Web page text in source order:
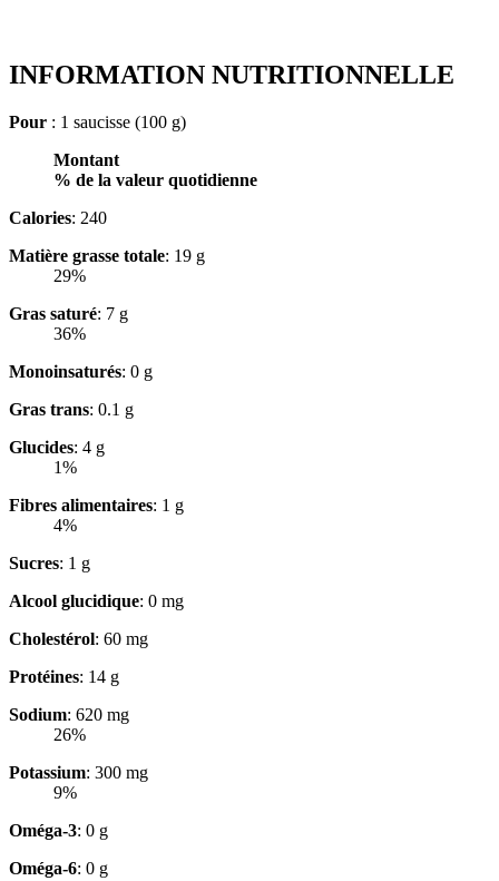
INFORMATION NUTRITIONNELLE
Pour : 1 saucisse (100 g)
Montant
% de la valeur quotidienne
Calories: 240
Matière grasse totale: 19 g
29%
Gras saturé: 7 g
36%
Monoinsaturés: 0 g
Gras trans: 0.1 g
Glucides: 4 g
1%
Fibres alimentaires: 1 g
4%
Sucres: 1 g
Alcool glucidique: 0 mg
Cholestérol: 60 mg
Protéines: 14 g
Sodium: 620 mg
26%
Potassium: 300 mg
9%
Oméga-3: 0 g
Oméga-6: 0 g